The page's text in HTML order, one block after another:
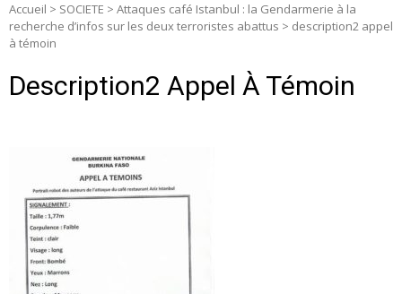
Accueil > SOCIETE > Attaques café Istanbul : la Gendarmerie à la
recherche d’infos sur les deux terroristes abattus > description2 appel
à témoin
Description2 Appel À Témoin